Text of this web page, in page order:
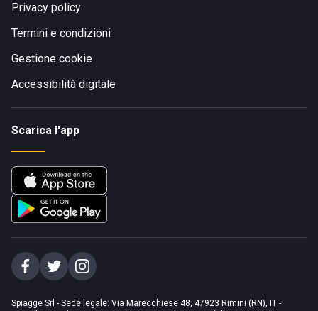
Privacy policy
Termini e condizioni
Gestione cookie
Accessibilità digitale
Scarica l'app
Spiagge Srl - Sede legale: Via Marecchiese 48, 47923 Rimini (RN), IT -